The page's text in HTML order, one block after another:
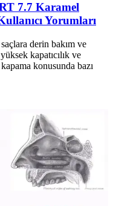
7.7 Karamel
Yorumları
derin bakım ve
kapatıcılık ve
konusunda bazı